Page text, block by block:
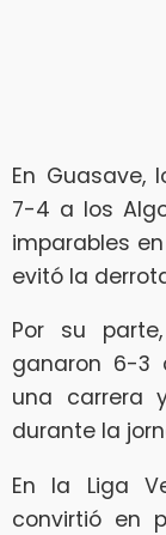
En Guasave,
7-4 a los
imparables
evitó la
Por su
ganaron 6-3
una carrera
durante la
En la Liga
convirtió en